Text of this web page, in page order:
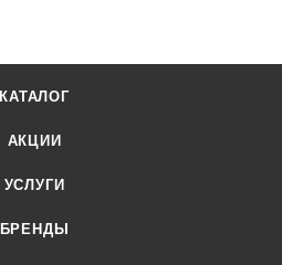
КАТАЛОГ
АКЦИИ
УСЛУГИ
БРЕНДЫ